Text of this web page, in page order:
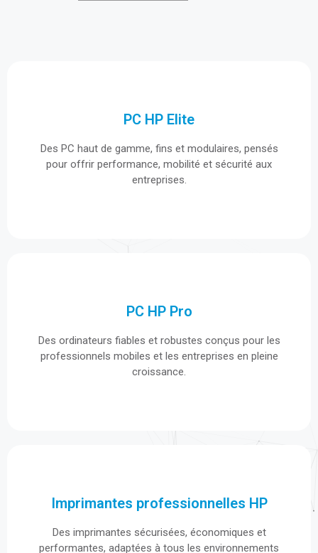
PC HP Elite
Des PC haut de gamme, fins et modulaires, pensés
pour offrir performance, mobilité et sécurité aux
entreprises.
PC HP Elite
Des PC haut de gamme, fins et modulaires, pensés
pour offrir performance, mobilité et sécurité aux
entreprises.
PC HP Pro
Des ordinateurs fiables et robustes conçus pour les
professionnels mobiles et les entreprises en pleine
croissance.
PC HP Pro
Des ordinateurs fiables et robustes conçus pour les
professionnels mobiles et les entreprises en pleine
croissance.
Imprimantes professionnelles HP
Des imprimantes sécurisées, économiques et
performantes, adaptées à tous les environnements
Imprimantes professionnelles HP
Des imprimantes sécurisées, économiques et
performantes, adaptées à tous les environnements